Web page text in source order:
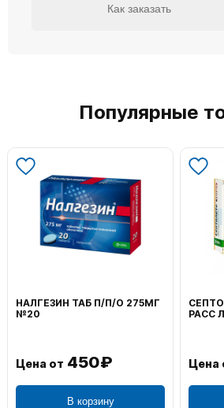
Как заказать
Популярные
НАЛГЕЗИН ТАБ П/П/О 275МГ
№20
Цена от 450₽
В корзину
РАСС
Цена